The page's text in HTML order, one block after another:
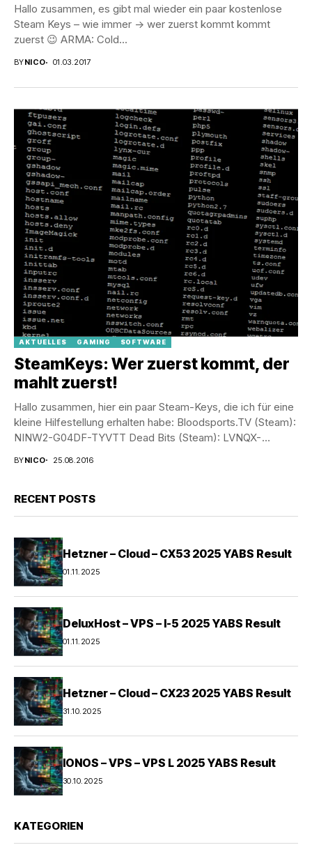
Hallo zusammen, es gibt mal wieder ein paar kostenlose
Steam Keys – wie immer -> wer zuerst kommt kommt
zuerst 😉 ARMA: Cold...
BYNICO 01.03.2017
AKTUELLES GAMING SOFTWARE
SteamKeys: Wer zuerst kommt, der
mahlt zuerst!
Hallo zusammen, hier ein paar Steam-Keys, die ich für eine
kleine Hilfestellung erhalten habe: Bloodsports.TV (Steam):
NINW2-G04DF-TYVTT Dead Bits (Steam): LVNQX-
BYNICO 25.08.2016
RECENT POSTS
Hetzner – Cloud – CX53 2025 YABS Result
01.11.2025
DeluxHost – VPS – I-5 2025 YABS Result
01.11.2025
Hetzner – Cloud – CX23 2025 YABS Result
31.10.2025
IONOS – VPS – VPS L 2025 YABS Result
30.10.2025
KATEGORIEN